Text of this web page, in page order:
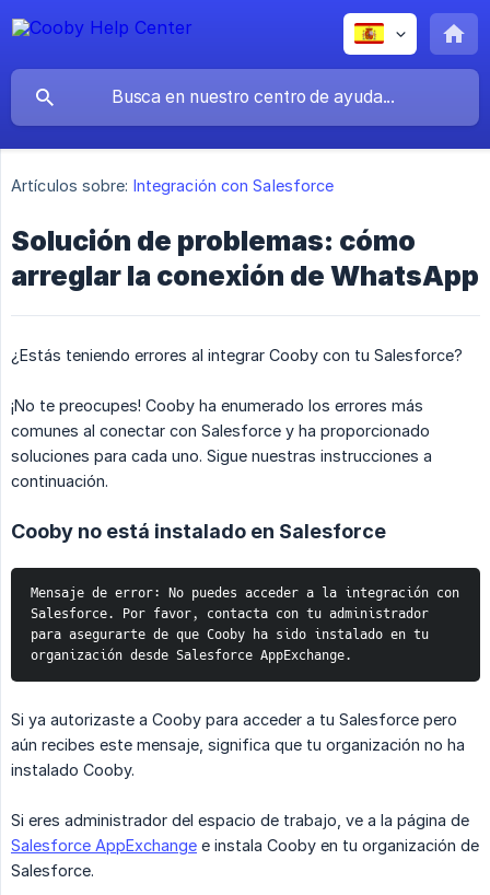
Artículos sobre: Integración con Salesforce
Solución de problemas: cómo
arreglar la conexión de WhatsApp
¿Estás teniendo errores al integrar Cooby con tu Salesforce?
¡No te preocupes! Cooby ha enumerado los errores más
comunes al conectar con Salesforce y ha proporcionado
soluciones para cada uno. Sigue nuestras instrucciones a
continuación.
Cooby no está instalado en Salesforce
Mensaje de error: No puedes acceder a la integración con
Salesforce. Por favor, contacta con tu administrador
para asegurarte de que Cooby ha sido instalado en tu
organización desde Salesforce AppExchange.
Si ya autorizaste a Cooby para acceder a tu Salesforce pero
aún recibes este mensaje, significa que tu organización no ha
instalado Cooby.
Si eres administrador del espacio de trabajo, ve a la página de
Salesforce AppExchange e instala Cooby en tu organización de
Salesforce.